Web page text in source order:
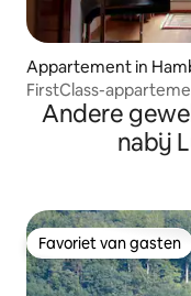
Appartement in
FirstClass-
Andere
nabij
Favoriet van gasten
Favoriet van gasten